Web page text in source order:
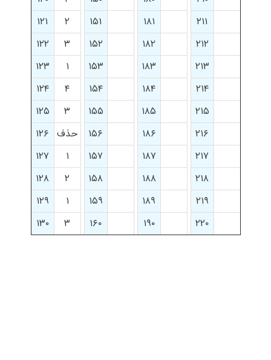
۲۱۱
۱۸۱ ۱۵۱ ۲
۱۲۱
۲۱۲
۱۸۲ ۱۵۲ ۳
۱۲۲
۲۱۳
۱۸۳ ۱۵۳ ۱
۱۲۳
۲۱۴
۱۸۴ ۱۵۴ ۴
۱۲۴
۲۱۵
۱۸۵ ۱۵۵ ۳
۱۲۵
۲۱۶
۱۸۶ ۱۵۶ حذف ۱۲۶
۲۱۷
۱۸۷ ۱۵۷ ۱
۱۲۷
۲۱۸
۱۸۸ ۱۵۸ ۲
۱۲۸
۲۱۹
۱۸۹ ۱۵۹ ۱
۱۲۹
۲۲۰
۱۹۰ ۱۶۰ ۳ ۱۳۰